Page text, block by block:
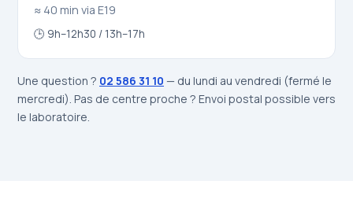
≈ 40 min via E19
🕒 9h–12h30 / 13h–17h
Une question ? 02 586 31 10 — du lundi au vendredi (fermé le
mercredi). Pas de centre proche ? Envoi postal possible vers
le laboratoire.